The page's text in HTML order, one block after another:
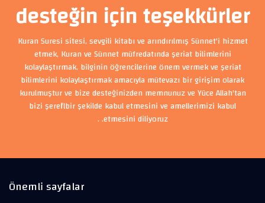
desteğin için teşekkürler
Kuran Suresi sitesi, sevgili kitabı ve arındırılmış Sünnet'i hizmet
etmek, Kuran ve Sünnet müfredatında şeriat bilimlerini
kolaylaştırmak, bilginin öğrencilerine önem vermek ve şeriat
bilimlerini kolaylaştırmak amacıyla mütevazı bir girişim olarak
kurulmuştur ve bize desteğinizden memnunuz ve Yüce Allah'tan
bizi şerefli bir şekilde kabul etmesini ve amellerimizi kabul
etmesini diliyoruz. .
Önemli sayfalar